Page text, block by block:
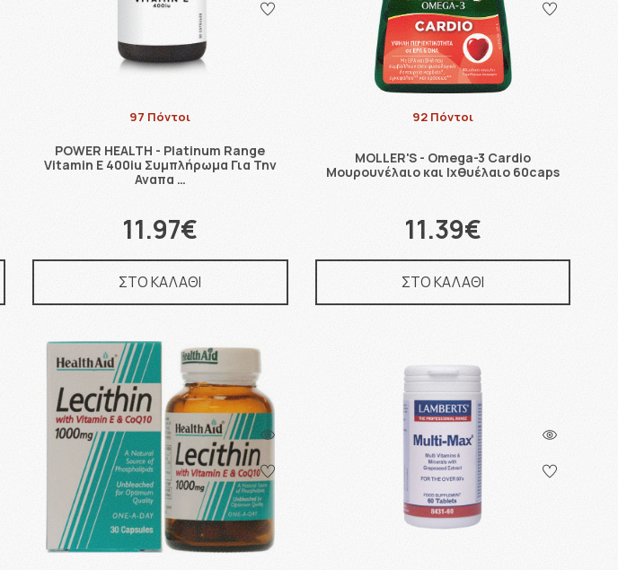
97 Πόντοι
POWER HEALTH - Platinum Range
Vitamin E 400iu Συμπλήρωμα Για Την
Αναπα …
11.97€
ΣΤΟ ΚΑΛΑΘΙ
92 Πόντοι
MOLLER'S - Omega-3 Cardio
Μουρουνέλαιο και Ιχθυέλαιο 60caps
11.39€
ΣΤΟ ΚΑΛΑΘΙ